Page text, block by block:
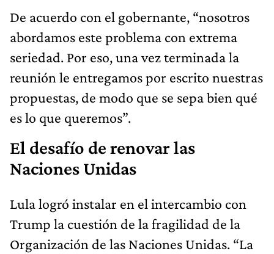
De acuerdo con el gobernante, “nosotros
abordamos este problema con extrema
seriedad. Por eso, una vez terminada la
reunión le entregamos por escrito nuestras
propuestas, de modo que se sepa bien qué
es lo que queremos”.
El desafío de renovar las
Naciones Unidas
Lula logró instalar en el intercambio con
Trump la cuestión de la fragilidad de la
Organización de las Naciones Unidas. “La